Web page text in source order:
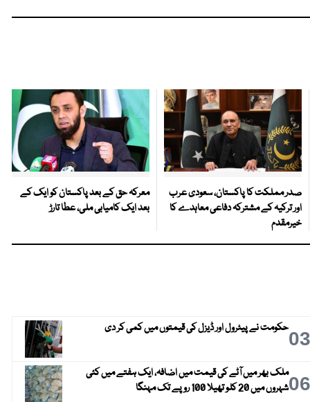
صدر مملکت کا پاکستان، سعودی عرب
اور ترکیہ کے مشترکہ دفاعی معاہدے کا
خیرمقدم
معرکہ حق کے بعد پاکستان کو ایک کے
بعد ایک کامیابی ملی، عطا تارڑ
03حکومت نے پیٹرول اور ڈیزل کی قیمتوں میں کمی کر دی
06ملک بھر میں آٹے کی قیمت میں اضافہ، ایک ہفتے میں کئی
شہروں میں 20 کلو تھیلا 100 روپے تک مہنگا